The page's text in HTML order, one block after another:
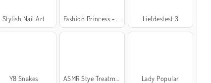
Stylish Nail Art Liefdestest 3
Y8 Snakes Lady Popular